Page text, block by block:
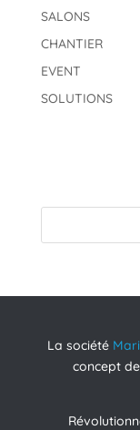
SALONS
CHANTIER
EVENT
SOLUTIONS
La société
concept